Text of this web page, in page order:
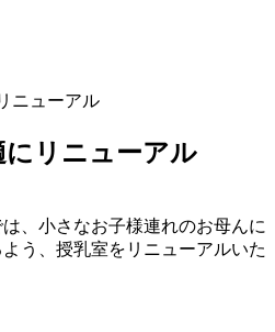
ニューアル
リニューアル
、小さなお子様連れのお母んに
う、授乳室をリニューアルいた